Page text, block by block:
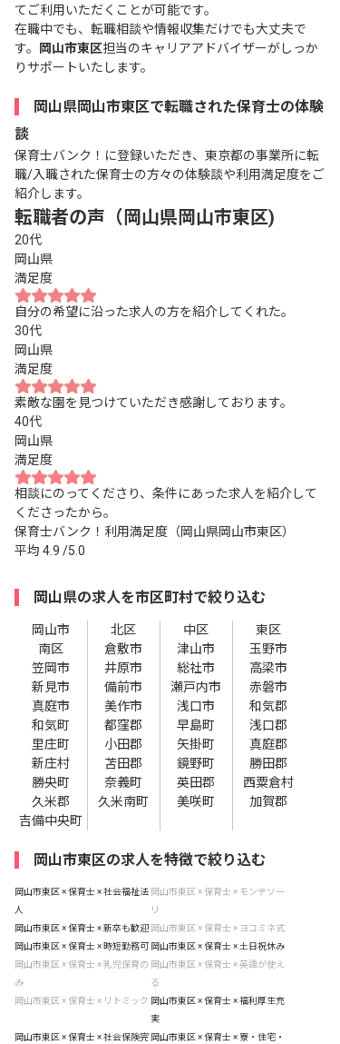
てご利用いただくことが可能です。
在職中でも、転職相談や情報収集だけでも大丈夫で
す。
岡山市東区担当のキャリアアドバイザーがしっか
りサポートいたします。
岡山県岡山市東区で転職された保育士の体験
談
保育士バンク！に登録いただき、東京都の事業所に転
職/入職された保育士の方々の体験談や利用満足度をご
紹介します。
転職者の声（岡山県岡山市東区)
20代
岡山県
満足度
自分の希望に沿った求人の方を紹介してくれた。
30代
岡山県
満足度
素敵な園を見つけていただき感謝しております。
40代
岡山県
満足度
相談にのってくださり、条件にあった求人を紹介して
くださったから。
保育士バンク！利用満足度（岡山県岡山市東区）
平均 4.9 /5.0
岡山県の求人を市区町村で絞り込む
岡山市 北区 中区
東区
南区
倉敷市 津山市
玉野市
笠岡市
井原市 総社市
高梁市
新見市
備前市 瀬戸内市
赤磐市
真庭市
美作市 浅口市
和気郡
和気町
都窪郡 早島町
浅口郡
里庄町
小田郡 矢掛町
真庭郡
新庄村
苫田郡 鏡野町
勝田郡
勝央町
奈義町 英田郡
西粟倉村
久米郡
久米南町 美咲町
加賀郡
吉備中央町
岡山市東区の求人を特徴で絞り込む
岡山市東区 × 保育士 × 社会福祉法
人
岡山市東区 × 保育士 × モンテソー
リ
岡山市東区 × 保育士 × 新卒も歓迎 岡山市東区 × 保育士 × ヨコミネ式
岡山市東区 × 保育士 × 時短勤務可
岡山市東区 × 保育士 × 土日祝休み
岡山市東区 × 保育士 × 乳児保育の
み
岡山市東区 × 保育士 × 英語が使え
る
岡山市東区 × 保育士 × リトミック 岡山市東区 × 保育士 × 福利厚生充
実
岡山市東区 × 保育士 × 社会保険完 岡山市東区 × 保育士 × 寮・住宅・